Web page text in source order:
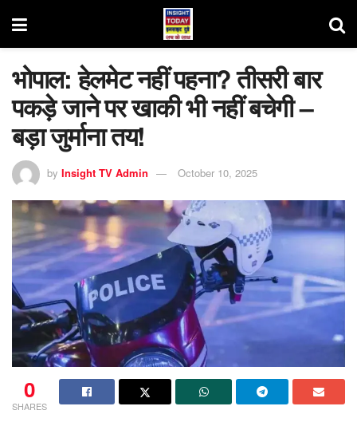
भोपाल: हेलमेट नहीं पहना? तीसरी बार
पकड़े जाने पर खाकी भी नहीं बचेगी –
बड़ा जुर्माना तय!
by Insight TV Admin October 10, 2025
0
SHARES